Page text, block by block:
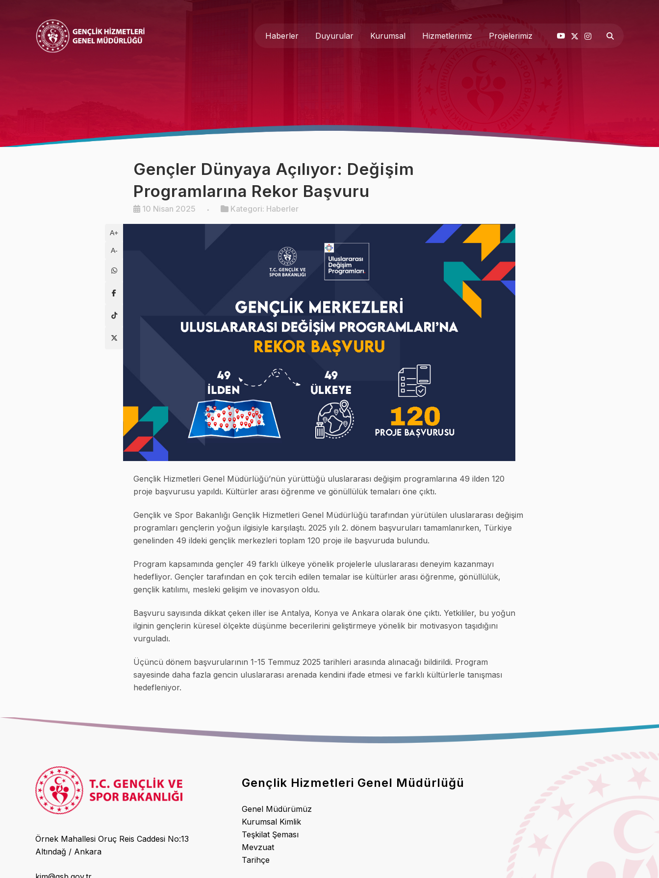
Haberler Duyurular Kurumsal
Kurumsal Kimlik
Hizmetlerimiz Projelerimiz
Gençler Dünyaya Açılıyor: Değişim
Programlarına Rekor Başvuru
10 Nisan 2025 Kategori: Haberler
A+
A-
Gençlik Hizmetleri Genel Müdürlüğü’nün yürüttüğü uluslararası değişim programlarına 49 ilden 120
proje başvurusu yapıldı. Kültürler arası öğrenme ve gönüllülük temaları öne çıktı.
Gençlik ve Spor Bakanlığı Gençlik Hizmetleri Genel Müdürlüğü tarafından yürütülen uluslararası değişim
programları gençlerin yoğun ilgisiyle karşılaştı. 2025 yılı 2. dönem başvuruları tamamlanırken, Türkiye
genelinden 49 ildeki gençlik merkezleri toplam 120 proje ile başvuruda bulundu.
Program kapsamında gençler 49 farklı ülkeye yönelik projelerle uluslararası deneyim kazanmayı
hedefliyor. Gençler tarafından en çok tercih edilen temalar ise kültürler arası öğrenme, gönüllülük,
gençlik katılımı, mesleki gelişim ve inovasyon oldu.
Başvuru sayısında dikkat çeken iller ise Antalya, Konya ve Ankara olarak öne çıktı. Yetkililer, bu yoğun
ilginin gençlerin küresel ölçekte düşünme becerilerini geliştirmeye yönelik bir motivasyon taşıdığını
vurguladı.
Üçüncü dönem başvurularının 1-15 Temmuz 2025 tarihleri arasında alınacağı bildirildi. Program
sayesinde daha fazla gencin uluslararası arenada kendini ifade etmesi ve farklı kültürlerle tanışması
hedefleniyor.
Örnek Mahallesi Oruç Reis Caddesi No:13
Altındağ / Ankara
Gençlik Hizmetleri Genel Müdürlüğü
Genel Müdürümüz
Kurumsal Kimlik
Teşkilat Şeması
Mevzuat
Tarihçe